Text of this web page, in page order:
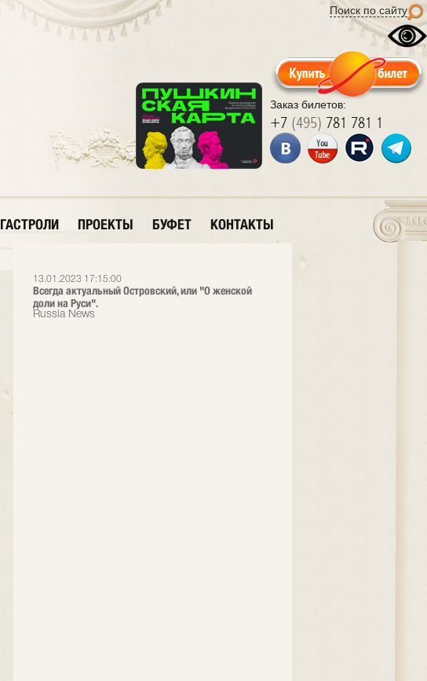
Поиск по сайту
Заказ билетов:
+7 (495) 781 781 1
ГАСТРОЛИ ПРОЕКТЫ БУФЕТ КОНТАКТЫ
13.01.2023 17:15:00
Всегда актуальный Островский, или "О женской
доли на Руси".
Russia News